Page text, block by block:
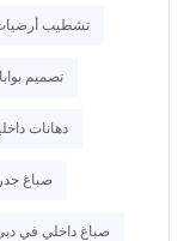
تشطيب
تصميم
دهانات
صباغ
صباغ داخلي في